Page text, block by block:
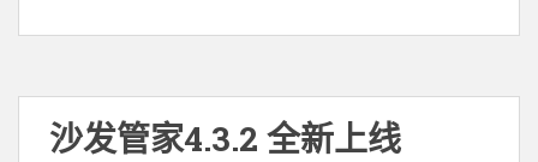
沙发管家4.3.2 全新上线